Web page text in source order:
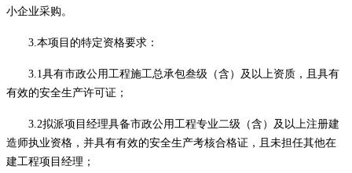
小企业采购。
3.本项目的特定资格要求：
3.1具有市政公用工程施工总承包叁级（含）及以上资质，且具有
有效的安全生产许可证；
3.2拟派项目经理具备市政公用工程专业二级（含）及以上注册建
造师执业资格，并具有有效的安全生产考核合格证，且未担任其他在
建工程项目经理；